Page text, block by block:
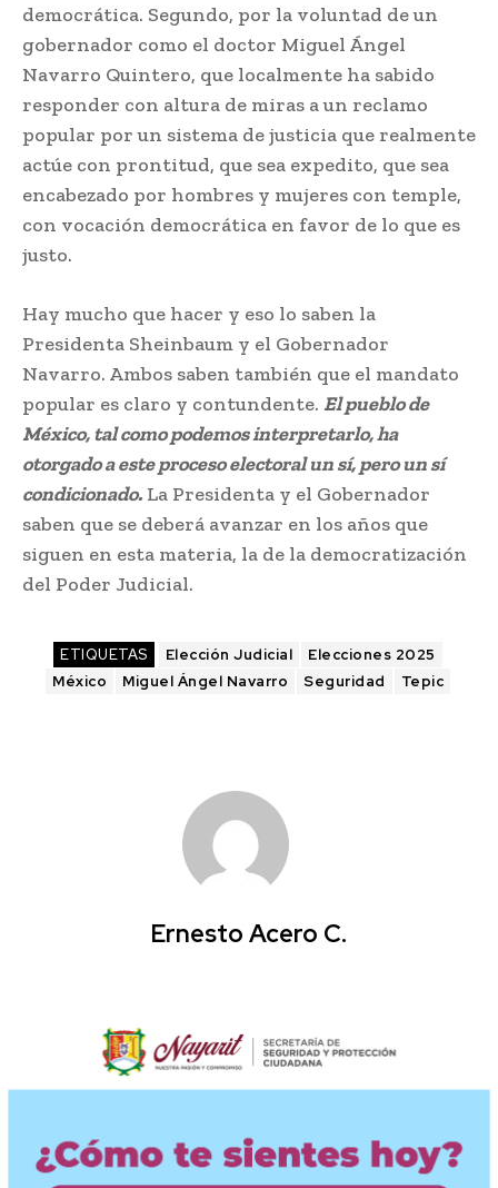
democrática. Segundo, por la voluntad de un
gobernador como el doctor Miguel Ángel
Navarro Quintero, que localmente ha sabido
responder con altura de miras a un reclamo
popular por un sistema de justicia que realmente
actúe con prontitud, que sea expedito, que sea
encabezado por hombres y mujeres con temple,
con vocación democrática en favor de lo que es
justo.
Hay mucho que hacer y eso lo saben la
Presidenta Sheinbaum y el Gobernador
Navarro. Ambos saben también que el mandato
popular es claro y contundente. El pueblo de
México, tal como podemos interpretarlo, ha
otorgado a este proceso electoral un sí, pero un sí
condicionado. La Presidenta y el Gobernador
saben que se deberá avanzar en los años que
siguen en esta materia, la de la democratización
del Poder Judicial.
ETIQUETAS Elección Judicial
Elecciones 2025
México
Miguel Ángel Navarro Seguridad Tepic
Ernesto Acero C.